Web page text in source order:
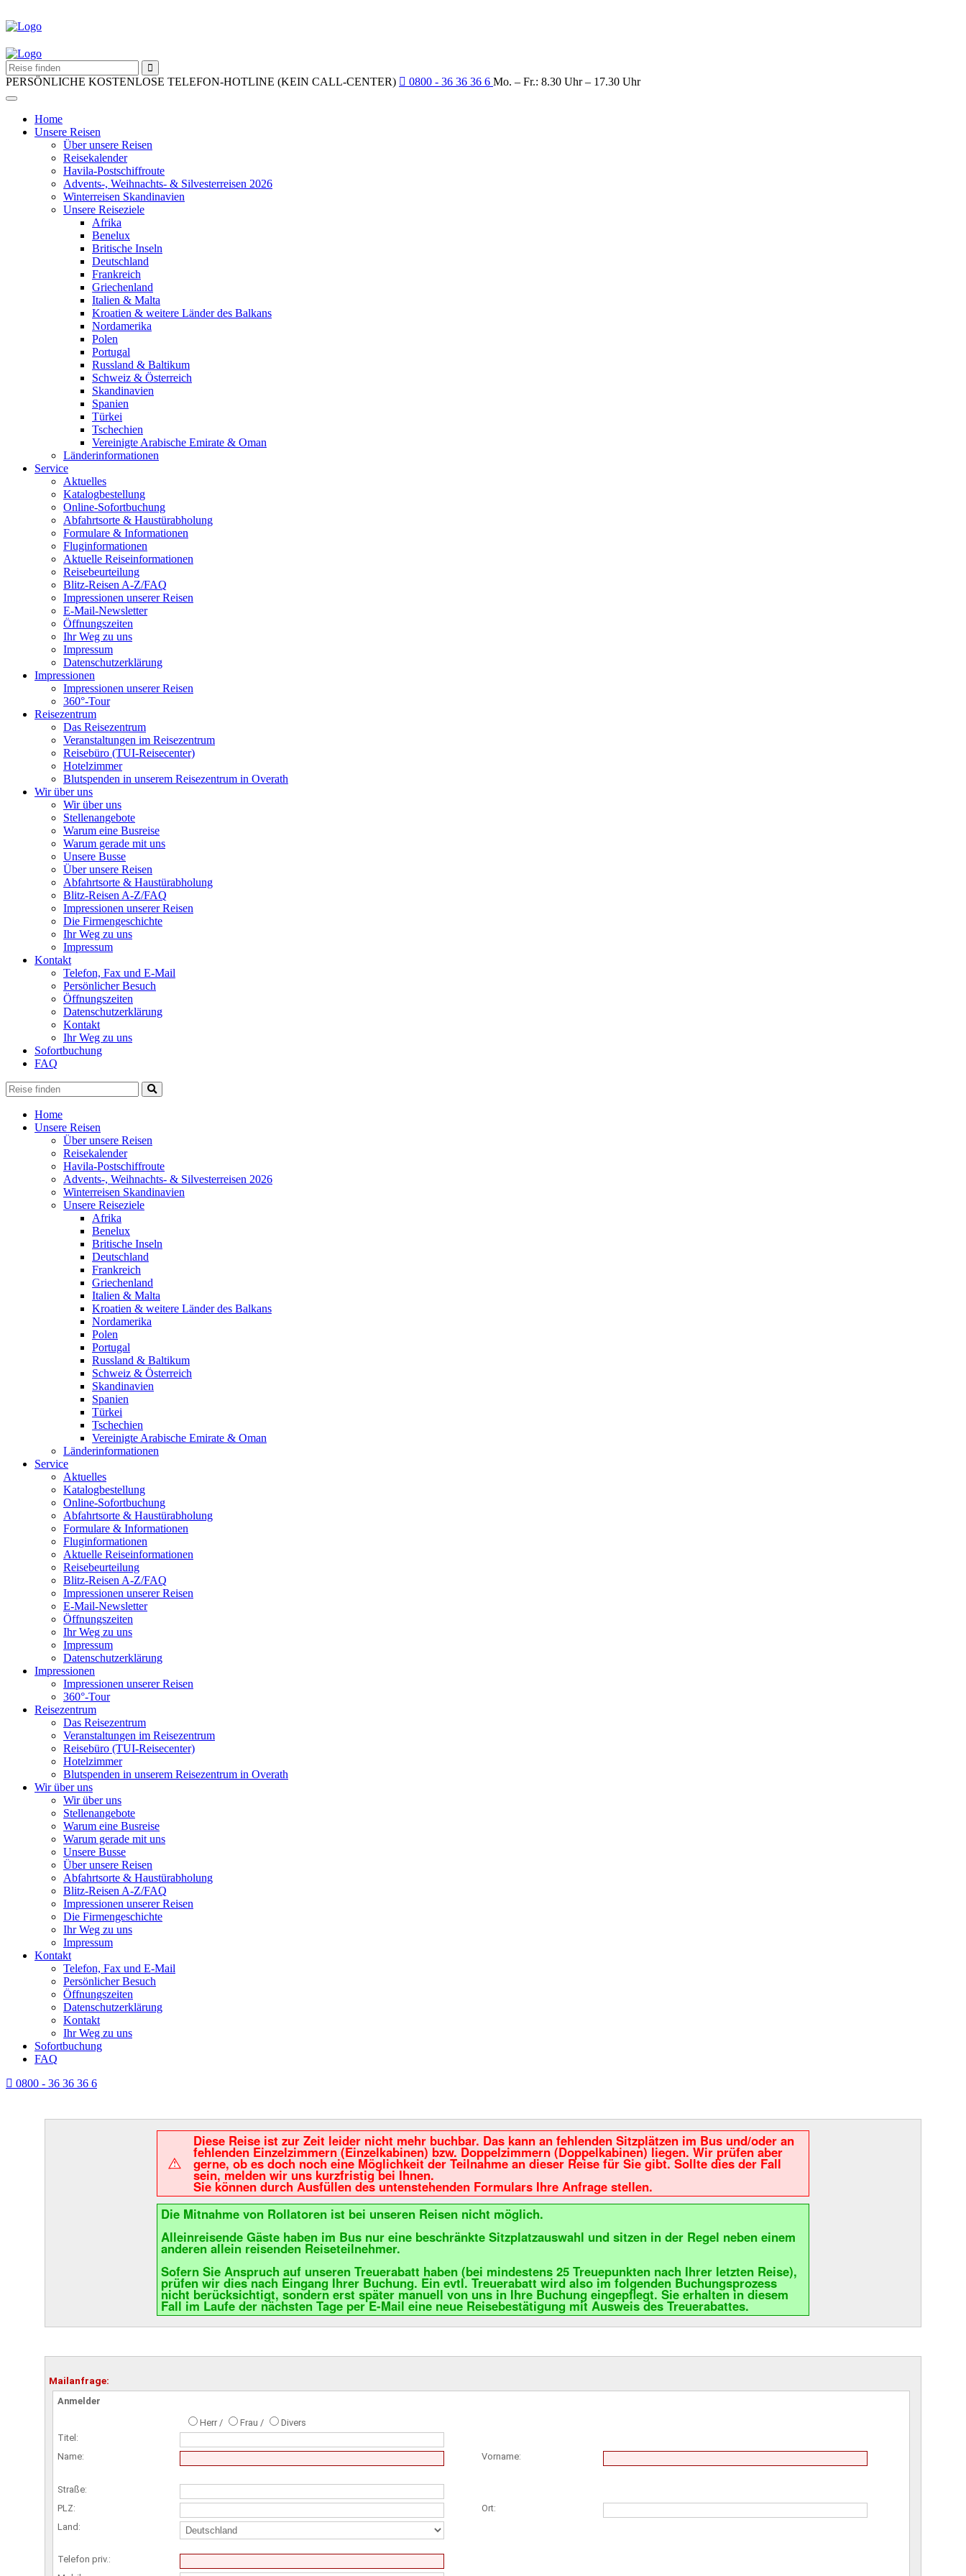
PERSÖNLICHE KOSTENLOSE TELEFON-HOTLINE (KEIN CALL-CENTER) 0800 - 36 36 36 6 Mo. – Fr.: 8.30 Uhr – 17.30 Uhr
Home
Unsere Reisen
Über unsere Reisen
Reisekalender
Havila-Postschiffroute
Advents-, Weihnachts- & Silvesterreisen 2026
Winterreisen Skandinavien
Unsere Reiseziele
Afrika
Benelux
Britische Inseln
Deutschland
Frankreich
Griechenland
Italien & Malta
Kroatien & weitere Länder des Balkans
Nordamerika
Polen
Portugal
Russland & Baltikum
Schweiz & Österreich
Skandinavien
Spanien
Türkei
Tschechien
Vereinigte Arabische Emirate & Oman
Länderinformationen
Service
Aktuelles
Katalogbestellung
Online-Sofortbuchung
Abfahrtsorte & Haustürabholung
Formulare & Informationen
Fluginformationen
Aktuelle Reiseinformationen
Reisebeurteilung
Blitz-Reisen A-Z/FAQ
Impressionen unserer Reisen
E-Mail-Newsletter
Öffnungszeiten
Ihr Weg zu uns
Impressum
Datenschutzerklärung
Impressionen
Impressionen unserer Reisen
360°-Tour
Reisezentrum
Das Reisezentrum
Veranstaltungen im Reisezentrum
Reisebüro (TUI-Reisecenter)
Hotelzimmer
Blutspenden in unserem Reisezentrum in Overath
Wir über uns
Wir über uns
Stellenangebote
Warum eine Busreise
Warum gerade mit uns
Unsere Busse
Über unsere Reisen
Abfahrtsorte & Haustürabholung
Blitz-Reisen A-Z/FAQ
Impressionen unserer Reisen
Die Firmengeschichte
Ihr Weg zu uns
Impressum
Kontakt
Telefon, Fax und E-Mail
Persönlicher Besuch
Öffnungszeiten
Datenschutzerklärung
Kontakt
Ihr Weg zu uns
Sofortbuchung
FAQ
Home
Unsere Reisen
Über unsere Reisen
Reisekalender
Havila-Postschiffroute
Advents-, Weihnachts- & Silvesterreisen 2026
Winterreisen Skandinavien
Unsere Reiseziele
Afrika
Benelux
Britische Inseln
Deutschland
Frankreich
Griechenland
Italien & Malta
Kroatien & weitere Länder des Balkans
Nordamerika
Polen
Portugal
Russland & Baltikum
Schweiz & Österreich
Skandinavien
Spanien
Türkei
Tschechien
Vereinigte Arabische Emirate & Oman
Länderinformationen
Service
Aktuelles
Katalogbestellung
Online-Sofortbuchung
Abfahrtsorte & Haustürabholung
Formulare & Informationen
Fluginformationen
Aktuelle Reiseinformationen
Reisebeurteilung
Blitz-Reisen A-Z/FAQ
Impressionen unserer Reisen
E-Mail-Newsletter
Öffnungszeiten
Ihr Weg zu uns
Impressum
Datenschutzerklärung
Impressionen
Impressionen unserer Reisen
360°-Tour
Reisezentrum
Das Reisezentrum
Veranstaltungen im Reisezentrum
Reisebüro (TUI-Reisecenter)
Hotelzimmer
Blutspenden in unserem Reisezentrum in Overath
Wir über uns
Wir über uns
Stellenangebote
Warum eine Busreise
Warum gerade mit uns
Unsere Busse
Über unsere Reisen
Abfahrtsorte & Haustürabholung
Blitz-Reisen A-Z/FAQ
Impressionen unserer Reisen
Die Firmengeschichte
Ihr Weg zu uns
Impressum
Kontakt
Telefon, Fax und E-Mail
Persönlicher Besuch
Öffnungszeiten
Datenschutzerklärung
Kontakt
Ihr Weg zu uns
Sofortbuchung
FAQ
0800 - 36 36 36 6